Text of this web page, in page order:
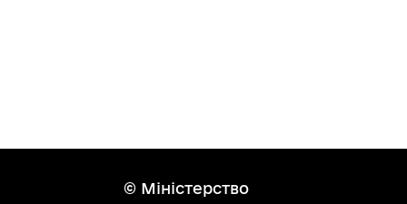
© Міністерство